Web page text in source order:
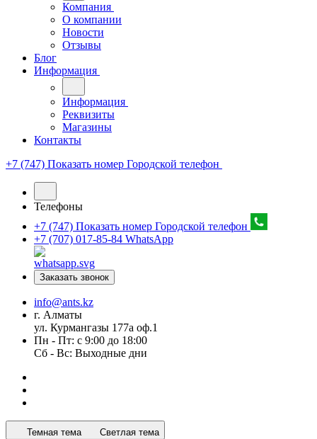
Компания
О компании
Новости
Отзывы
Блог
Информация
Информация
Реквизиты
Магазины
Контакты
+7 (747) Показать номер Городской телефон
Телефоны
+7 (747) Показать номер Городской телефон
+7 (707) 017-85-84 WhatsApp
Заказать звонок
info@ants.kz
г. Алматы
ул. Курмангазы 177а оф.1
Пн - Пт: с 9:00 до 18:00
Сб - Вс: Выходные дни
Темная тема Светлая тема